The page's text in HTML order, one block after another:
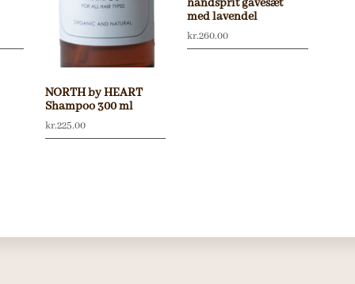
NORTH by HEART
Shampoo 300 ml
kr.225.00
håndsprit gavesæt
med lavendel
kr.260.00